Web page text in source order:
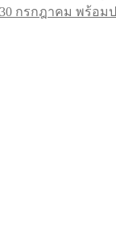
กรกฎาคม พร้อ